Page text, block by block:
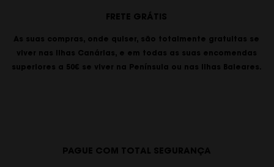
FRETE GRÁTIS
As suas compras, onde quiser, são totalmente gratuitas se
viver nas Ilhas Canárias, e em todas as suas encomendas
superiores a 50€ se viver na Península ou nas Ilhas Baleares.
PAGUE COM TOTAL SEGURANÇA